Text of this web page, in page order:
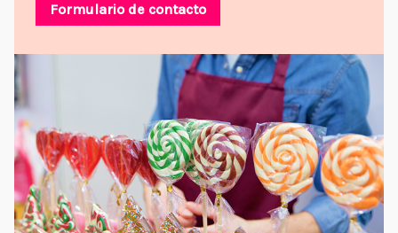
Formulario de contacto